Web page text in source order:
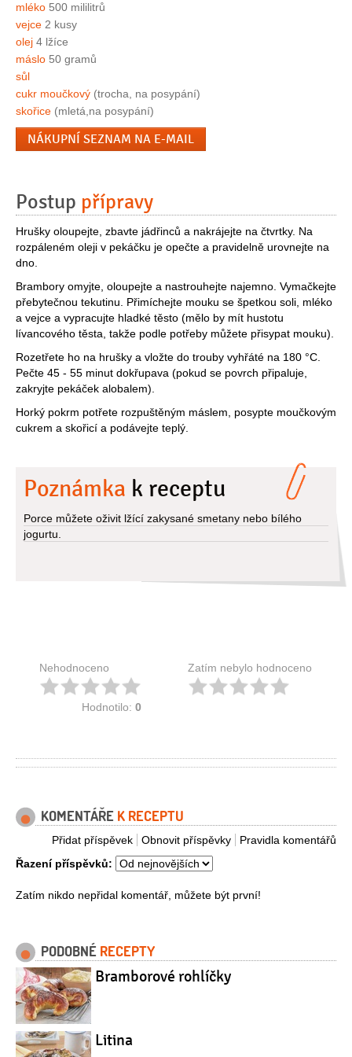
mléko 500 mililitrů
vejce 2 kusy
olej 4 lžíce
máslo 50 gramů
sůl
cukr moučkový (trocha, na posypání)
skořice (mletá,na posypání)
NÁKUPNÍ SEZNAM NA E-MAIL
Postup přípravy
Hrušky oloupejte, zbavte jádřinců a nakrájejte na čtvrtky. Na
rozpáleném oleji v pekáčku je opečte a pravidelně urovnejte na
dno.
Brambory omyjte, oloupejte a nastrouhejte najemno. Vymačkejte
přebytečnou tekutinu. Přimíchejte mouku se špetkou soli, mléko
a vejce a vypracujte hladké těsto (mělo by mít hustotu
lívancového těsta, takže podle potřeby můžete přisypat mouku).
Rozetřete ho na hrušky a vložte do trouby vyhřáté na 180 °C.
Pečte 45 - 55 minut dokřupava (pokud se povrch připaluje,
zakryjte pekáček alobalem).
Horký pokrm potřete rozpuštěným máslem, posypte moučkovým
cukrem a skořicí a podávejte teplý.
Poznámka k receptu
Porce můžete oživit lžící zakysané smetany nebo bílého
jogurtu.
Nehodnoceno
Hodnotilo: 0
Zatím nebylo hodnoceno
KOMENTÁŘE K RECEPTU
Pravidla komentářů
Obnovit příspěvky
Přidat příspěvek
Řazení příspěvků:
Zatím nikdo nepřidal komentář, můžete být první!
PODOBNÉ RECEPTY
Bramborové rohlíčky
Litina